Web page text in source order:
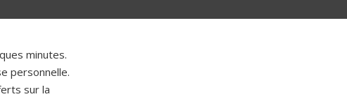
minutes.
personnelle.
sur la